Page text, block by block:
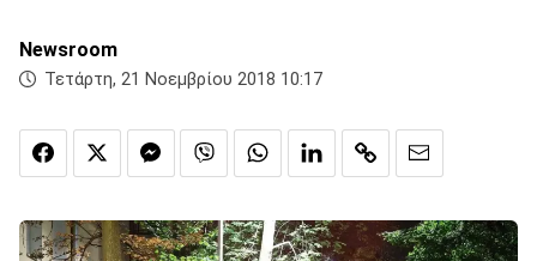
Newsroom
Τετάρτη, 21 Νοεμβρίου 2018 10:17